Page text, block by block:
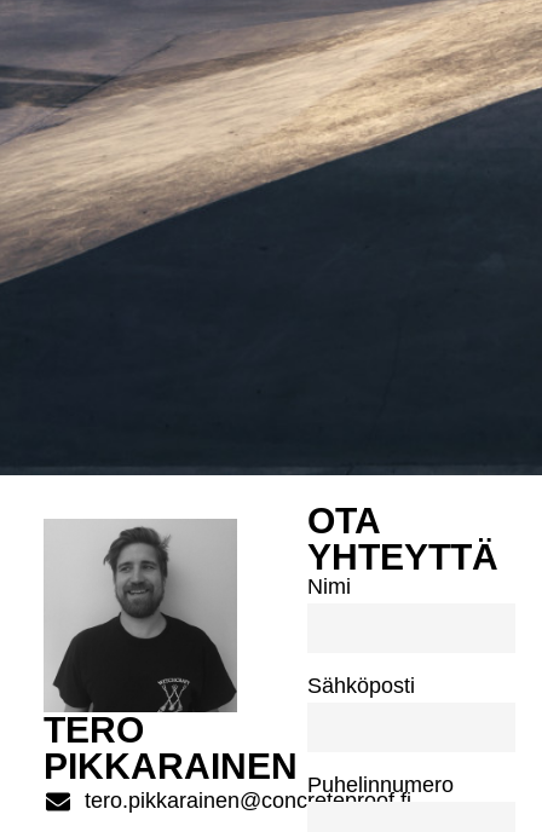
TERO
PIKKARAINEN
tero.pikkarainen@concreteproof.fi
OTA
YHTEYTTÄ
Nimi
Sähköposti
Puhelinnumero